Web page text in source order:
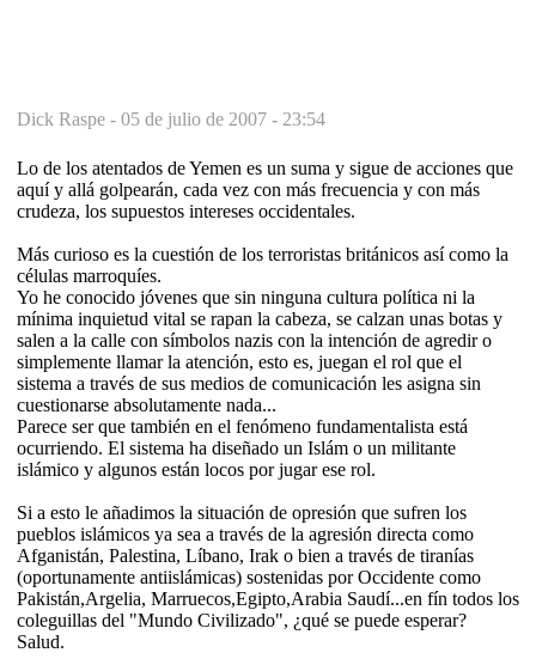
Dick Raspe - 05 de julio de 2007 - 23:54
Lo de los atentados de Yemen es un suma y sigue de acciones que
aquí y allá golpearán, cada vez con más frecuencia y con más
crudeza, los supuestos intereses occidentales.
Más curioso es la cuestión de los terroristas británicos así como la
células marroquíes.
Yo he conocido jóvenes que sin ninguna cultura política ni la
mínima inquietud vital se rapan la cabeza, se calzan unas botas y
salen a la calle con símbolos nazis con la intención de agredir o
simplemente llamar la atención, esto es, juegan el rol que el
sistema a través de sus medios de comunicación les asigna sin
cuestionarse absolutamente nada...
Parece ser que también en el fenómeno fundamentalista está
ocurriendo. El sistema ha diseñado un Islám o un militante
islámico y algunos están locos por jugar ese rol.
Si a esto le añadimos la situación de opresión que sufren los
pueblos islámicos ya sea a través de la agresión directa como
Afganistán, Palestina, Líbano, Irak o bien a través de tiranías
(oportunamente antiislámicas) sostenidas por Occidente como
Pakistán,Argelia, Marruecos,Egipto,Arabia Saudí...en fín todos los
coleguillas del "Mundo Civilizado", ¿qué se puede esperar?
Salud.